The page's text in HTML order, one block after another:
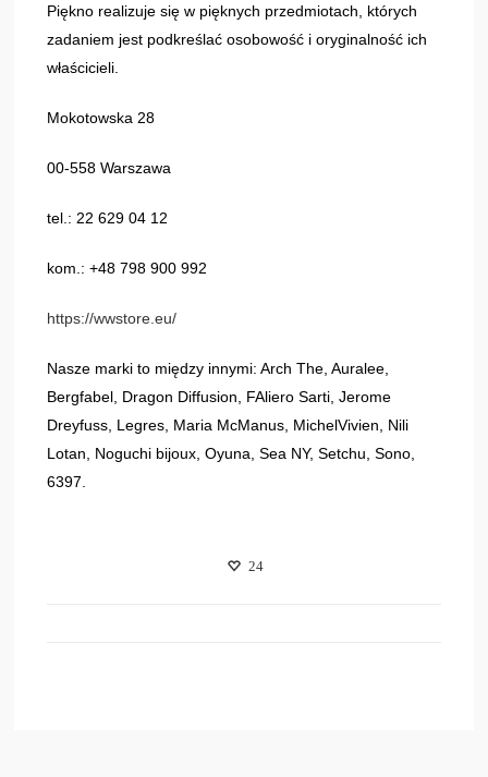
Piękno realizuje się w pięknych przedmiotach, których
zadaniem jest podkreślać osobowość i oryginalność ich
właścicieli.
Mokotowska 28
00-558 Warszawa
tel.: 22 629 04 12
kom.: +48 798 900 992
https://wwstore.eu/
Nasze marki to między innymi: Arch The, Auralee,
Bergfabel, Dragon Diffusion, FAliero Sarti, Jerome
Dreyfuss, Legres, Maria McManus, MichelVivien, Nili
Lotan, Noguchi bijoux, Oyuna, Sea NY, Setchu, Sono,
6397.
24